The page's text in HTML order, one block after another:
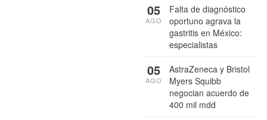
Falta de diagnóstico
oportuno agrava la
gastritis en México:
especialistas
05
AGO
AstraZeneca y Bristol
Myers Squibb
negocian acuerdo de
400 mil mdd
05
AGO